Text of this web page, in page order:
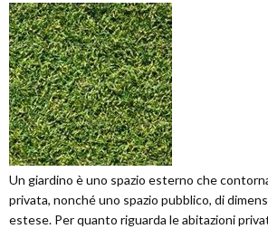
Un giardino è uno spazio esterno che
privata, nonché uno spazio pubblico, di
estese. Per quanto riguarda le abitazioni